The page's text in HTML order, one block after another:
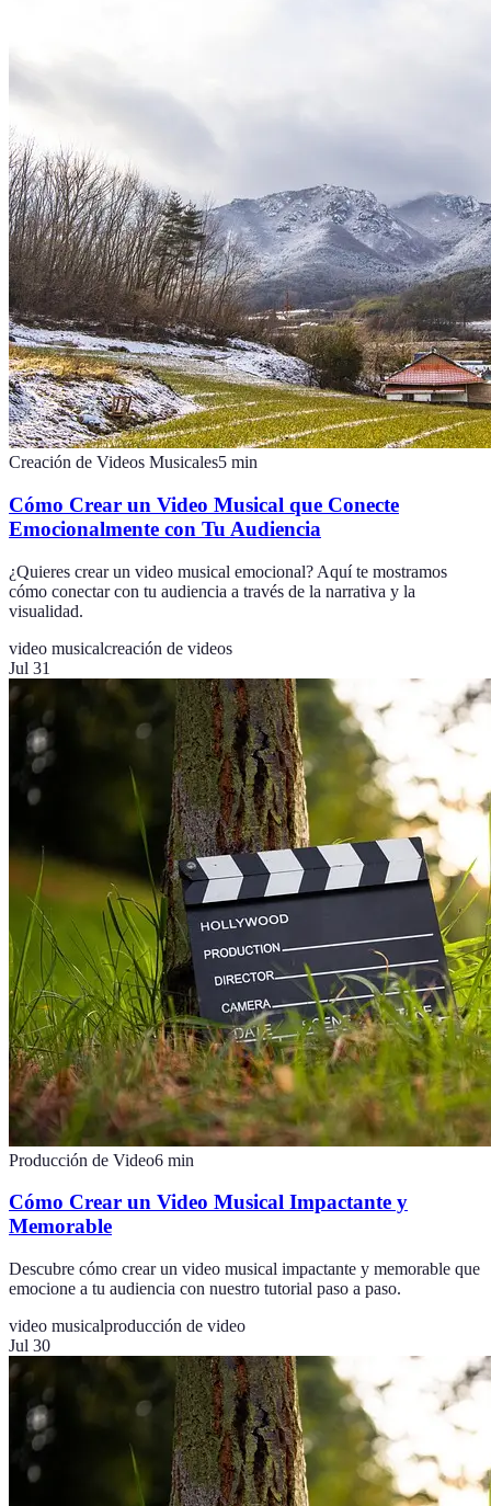
Creación de Videos Musicales5 min
Cómo Crear un Video Musical que Conecte
Emocionalmente con Tu Audiencia
¿Quieres crear un video musical emocional? Aquí te mostramos
cómo conectar con tu audiencia a través de la narrativa y la
visualidad.
video musicalcreación de videos
Jul 31
Producción de Video6 min
Cómo Crear un Video Musical Impactante y
Memorable
Descubre cómo crear un video musical impactante y memorable que
emocione a tu audiencia con nuestro tutorial paso a paso.
video musicalproducción de video
Jul 30